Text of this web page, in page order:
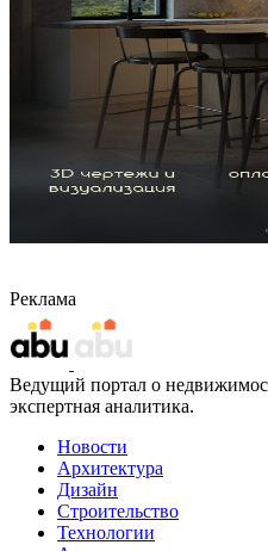
Реклама
Ведущий портал о
экспертная аналитика.
Новости
Архитектура
Дизайн
Строительство
Технологии